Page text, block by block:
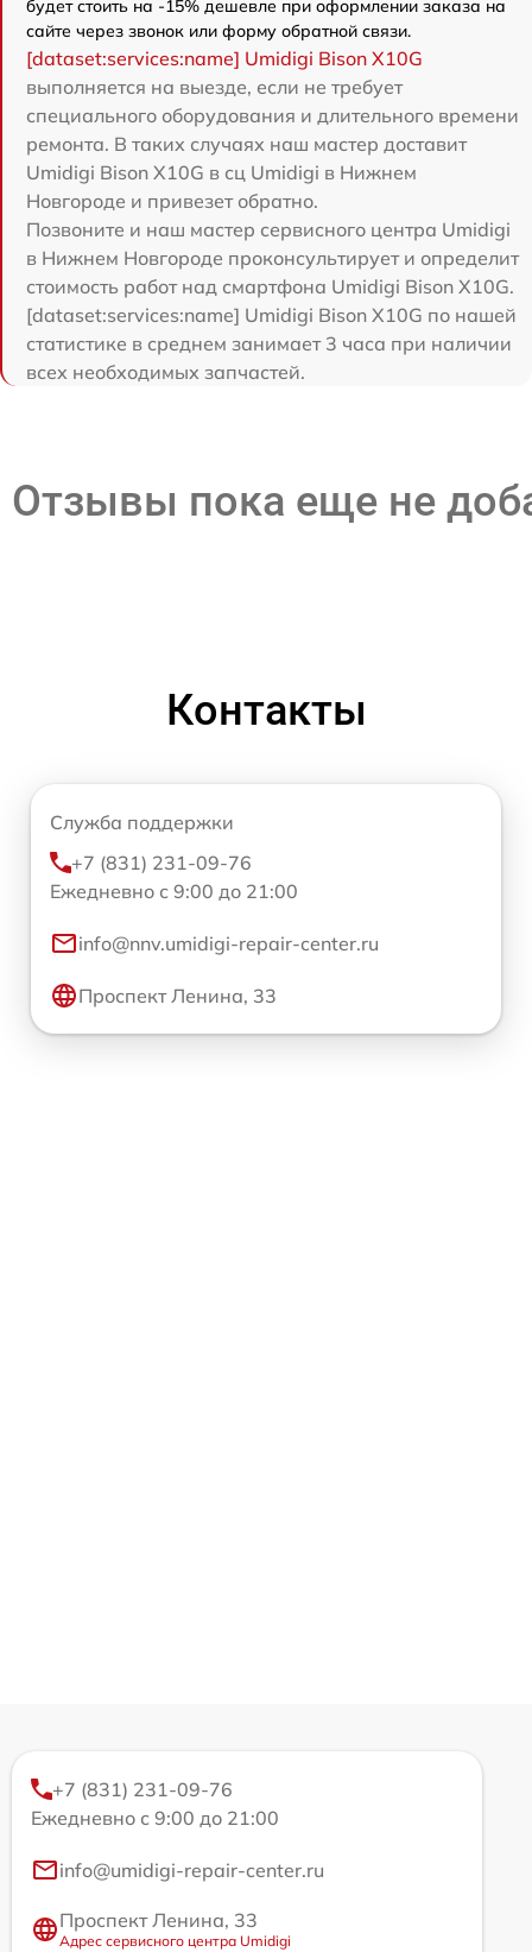
будет стоить на -15% дешевле при оформлении заказа на
сайте через звонок или форму обратной связи.
[dataset:services:name] Umidigi Bison X10G
выполняется на выезде, если не требует
специального оборудования и длительного времени
ремонта. В таких случаях наш мастер доставит
Umidigi Bison X10G в сц Umidigi в Нижнем
Новгороде и привезет обратно.
Позвоните и наш мастер сервисного центра Umidigi
в Нижнем Новгороде проконсультирует и определит
стоимость работ над смартфона Umidigi Bison X10G.
[dataset:services:name] Umidigi Bison X10G по нашей
статистике в среднем занимает 3 часа при наличии
всех необходимых запчастей.
Отзывы пока еще не
Контакты
Служба поддержки
+7 (831) 231-09-76
Ежедневно с 9:00 до 21:00
info@nnv.umidigi-repair-center.ru
Проспект Ленина, 33
+7 (831) 231-09-76
Ежедневно с 9:00 до 21:00
info@umidigi-repair-center.ru
Проспект Ленина, 33
Адрес сервисного центра Umidigi